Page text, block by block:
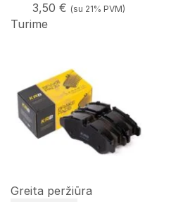
3,50 € (su 21% PVM)
Turime
Greita peržiūra